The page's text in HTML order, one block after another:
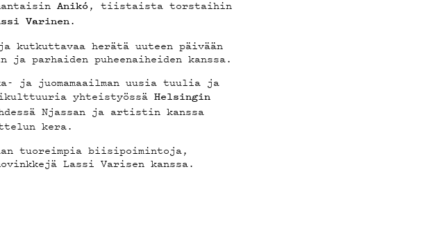
Anikó, tiistaista torstaihin
Varinen.
kutkuttavaa herätä uuteen päivään
parhaiden puheenaiheiden kanssa.
ja juomamaailman uusia tuulia ja
yhteistyössä Helsingin
Njassan ja artistin kanssa
kera.
tuoreimpia biisipoimintoja,
Lassi Varisen kanssa.